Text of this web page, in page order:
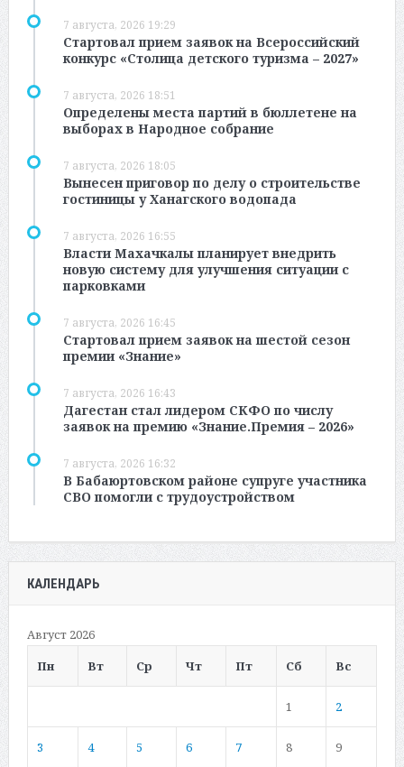
7 августа, 2026 19:29
Стартовал прием заявок на Всероссийский
конкурс «Столица детского туризма – 2027»
7 августа, 2026 18:51
Определены места партий в бюллетене на
выборах в Народное собрание
7 августа, 2026 18:05
Вынесен приговор по делу о строительстве
гостиницы у Ханагского водопада
7 августа, 2026 16:55
Власти Махачкалы планирует внедрить
новую систему для улучшения ситуации с
парковками
7 августа, 2026 16:45
Стартовал прием заявок на шестой сезон
премии «Знание»
7 августа, 2026 16:43
Дагестан стал лидером СКФО по числу
заявок на премию «Знание.Премия – 2026»
7 августа, 2026 16:32
В Бабаюртовском районе супруге участника
СВО помогли с трудоустройством
КАЛЕНДАРЬ
Август 2026
Пн
Вт Ср Чт Пт Сб Вс
1 2
3 4 5 6 7 8 9